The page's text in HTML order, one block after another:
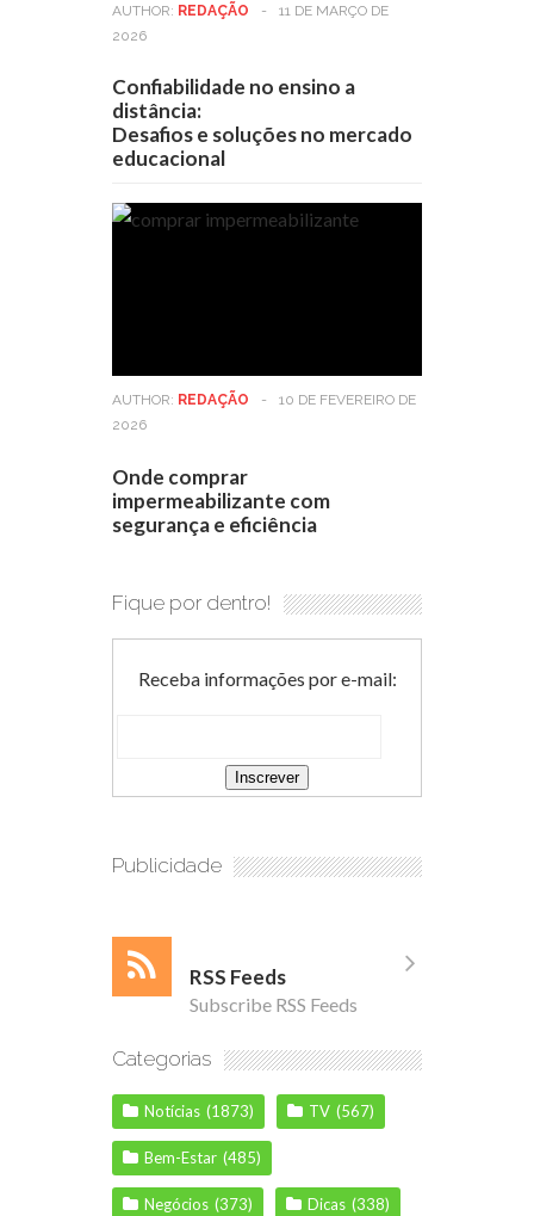
AUTHOR: REDAÇÃO -
11 DE MARÇO DE
2026
Confiabilidade no ensino a
distância:
Desafios e soluções no mercado
educacional
AUTHOR: REDAÇÃO -
10 DE FEVEREIRO DE
2026
Onde comprar
impermeabilizante com
segurança e eficiência
Fique por dentro!
Receba informações por e-mail:
Publicidade
RSS Feeds
Subscribe RSS Feeds
Categorias
Notícias (1873) TV (567)
Bem-Estar (485)
Negócios (373) Dicas (338)